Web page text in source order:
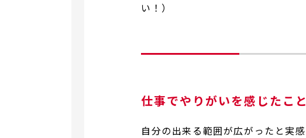
い！）
仕事でやりがいを感じたこ
自分の出来る範囲が広がったと実